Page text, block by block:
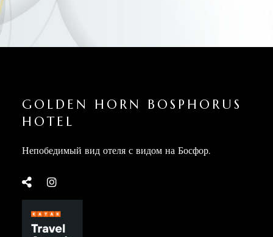
GOLDEN HORN BOSPHORUS
HOTEL
Непобедимый вид отеля с видом на Босфор.